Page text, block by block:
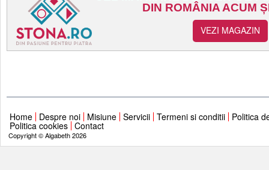
Home Despre noi Misiune Servicii Termeni si conditii Politica
Politica cookies Contact
Copyright © Algabeth 2026